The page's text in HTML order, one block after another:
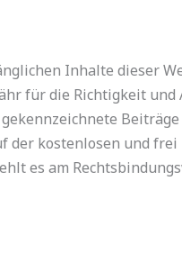
Inhalte dieser
für die Richtigkeit
der kostenlosen und
es am